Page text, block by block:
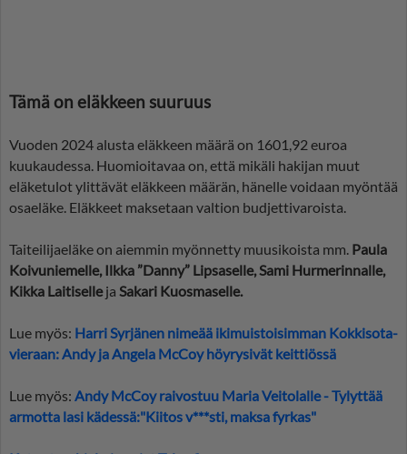
Tämä on eläkkeen suuruus
Vuoden 2024 alusta eläkkeen määrä on 1601,92 euroa
kuukaudessa. Huomioitavaa on, että mikäli hakijan muut
eläketulot ylittävät eläkkeen määrän, hänelle voidaan myöntää
osaeläke. Eläkkeet maksetaan valtion budjettivaroista.
Taiteilijaeläke on aiemmin myönnetty muusikoista mm. Paula
Koivuniemelle, Ilkka ”Danny” Lipsaselle, Sami Hurmerinnalle,
Kikka Laitiselleja Sakari Kuosmaselle.
Lue myös: Harri Syrjänen nimeää ikimuistoisimman Kokkisota-
vieraan: Andy ja Angela McCoy höyrysivät keittiössä
Lue myös: Andy McCoy raivostuu Maria Veitolalle - Tylyttää
armotta lasi kädessä:"Kiitos v***sti, maksa fyrkas"